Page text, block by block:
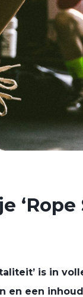
is in
en een